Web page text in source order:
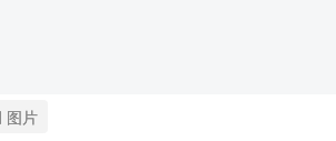
图片